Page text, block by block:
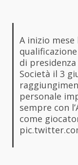
A inizio
di
Società il 3
personale
sempre con
come